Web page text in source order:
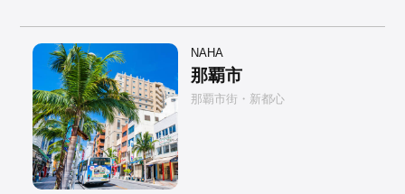
NAHA
那覇市
那覇市街・新都心